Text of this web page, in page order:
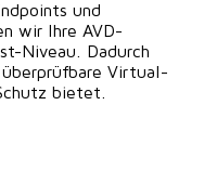
und
wir Ihre AVD-
Niveau. Dadurch
Virtual-
bietet.